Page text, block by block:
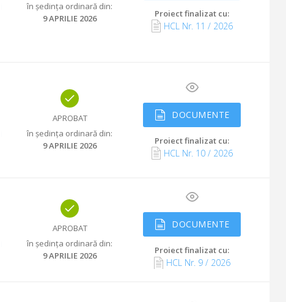
în ședința ordinară din:
9 APRILIE 2026
Proiect finalizat cu:
HCL Nr. 11 / 2026
APROBAT
în ședința ordinară din:
9 APRILIE 2026
DOCUMENTE
Proiect finalizat cu:
HCL Nr. 10/ 2026
APROBAT
în ședința ordinară din:
9 APRILIE 2026
DOCUMENTE
Proiect finalizat cu:
HCL Nr. 9/ 2026